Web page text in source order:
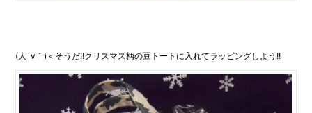
(人´v｀)＜そうだ!!クリスマス柄の豆トートに入れてラッピングしよう!!